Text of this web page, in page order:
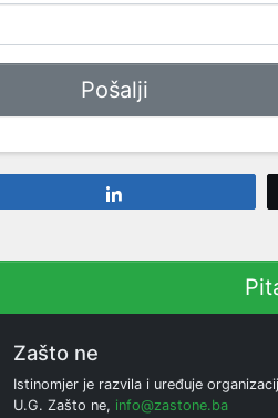
Zašto ne
Istinomjer je razvila i uređuje
U.G. Zašto ne, info@zastone.ba